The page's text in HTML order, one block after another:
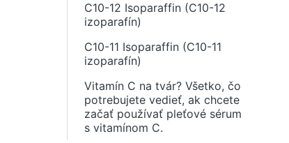
C10-12 Isoparaffin (C10-12
izoparafín)
C10-11 Isoparaffin (C10-11
izoparafín)
Vitamín C na tvár? Všetko, čo
potrebujete vedieť, ak chcete
začať používať pleťové sérum
s vitamínom C.